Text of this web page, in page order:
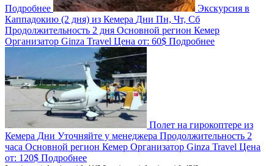
Подробнее
Экскурсия в
Каппадокию (2 дня) из Кемера Дни Пн, Чт, Сб
Продолжительность 2 дня Основной регион Кемер
Организатор Ginza Travel Цена от: 60$ Подробнее
Полет на гирокоптере из
Кемера Дни Уточняйте у менеджера Продолжительность 2
часа Основной регион Кемер Организатор Ginza Travel Цена
от: 120$ Подробнее